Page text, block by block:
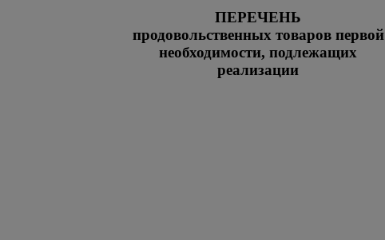
ПЕРЕЧЕНЬ
продовольственных товаров первой
необходимости, подлежащих
реализации